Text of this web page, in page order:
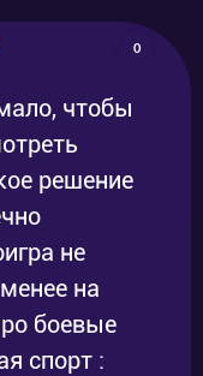
0
чтобы
решение
не
на
боевые
спорт :